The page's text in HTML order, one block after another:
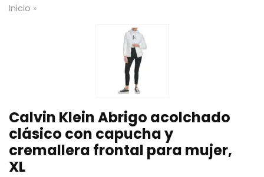
Inicio »
Calvin Klein Abrigo acolchado
clásico con capucha y
cremallera frontal para mujer,
XL